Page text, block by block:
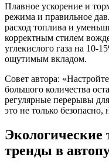
Плавное ускорение и
режима и правильное
расход топлива и
корректным стилем
углекислого газа на 10-
ощутимым вкладом.
Совет автора:
большого количества
регулярные перерывы
это не только безопасно,
Экологические
тренды в